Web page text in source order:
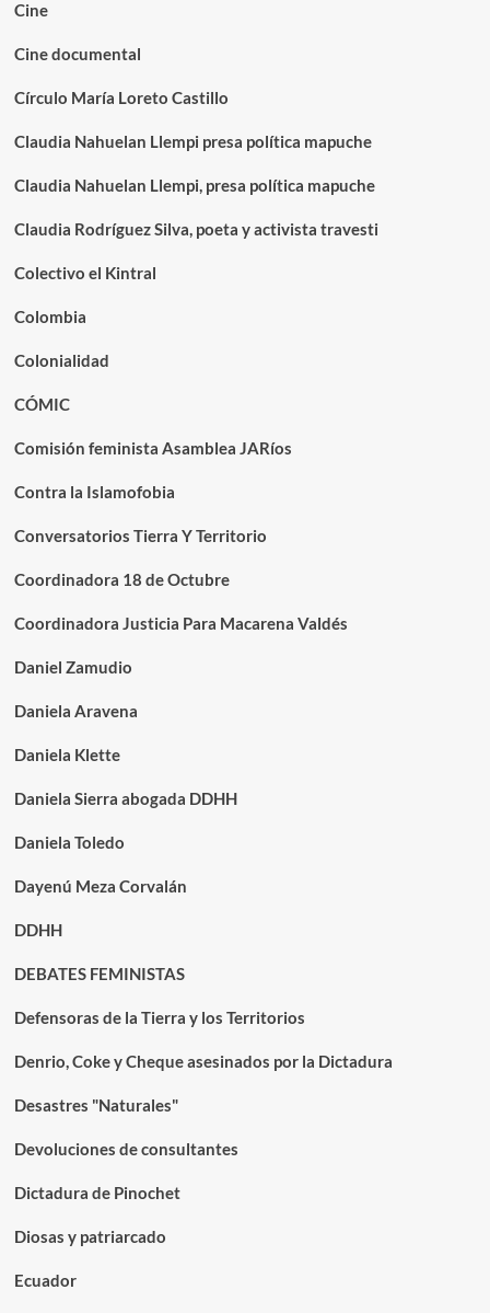
Cine
Cine documental
Círculo María Loreto Castillo
Claudia Nahuelan Llempi presa política mapuche
Claudia Nahuelan Llempi, presa política mapuche
Claudia Rodríguez Silva, poeta y activista travesti
Colectivo el Kintral
Colombia
Colonialidad
CÓMIC
Comisión feminista Asamblea JARíos
Contra la Islamofobia
Conversatorios Tierra Y Territorio
Coordinadora 18 de Octubre
Coordinadora Justicia Para Macarena Valdés
Daniel Zamudio
Daniela Aravena
Daniela Klette
Daniela Sierra abogada DDHH
Daniela Toledo
Dayenú Meza Corvalán
DDHH
DEBATES FEMINISTAS
Defensoras de la Tierra y los Territorios
Denrio, Coke y Cheque asesinados por la Dictadura
Desastres "Naturales"
Devoluciones de consultantes
Dictadura de Pinochet
Diosas y patriarcado
Ecuador